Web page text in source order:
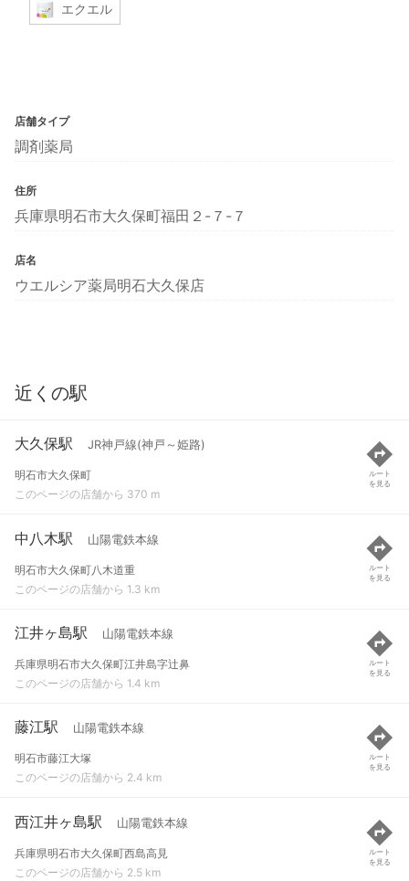
エクエル
店舗タイプ
調剤薬局
住所
兵庫県明石市大久保町福田２-７-７
店名
ウエルシア薬局明石大久保店
近くの駅
大久保駅 JR神戸線(神戸～姫路)
明石市大久保町
このページの店舗から 370 m
ルート
を見る
中八木駅 山陽電鉄本線
明石市大久保町八木道重
このページの店舗から 1.3 km
ルート
を見る
江井ヶ島駅 山陽電鉄本線
兵庫県明石市大久保町江井島字辻鼻
このページの店舗から 1.4 km
ルート
を見る
藤江駅 山陽電鉄本線
明石市藤江大塚
このページの店舗から 2.4 km
ルート
を見る
西江井ヶ島駅 山陽電鉄本線
兵庫県明石市大久保町西島高見
このページの店舗から 2.5 km
ルート
を見る